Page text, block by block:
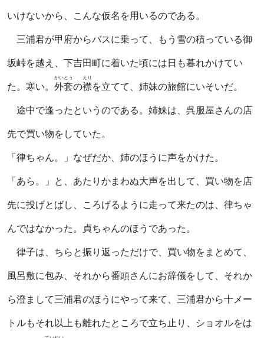
いけないから、こんな仮名を用いるのである。
三浦君が甲府からバスに乗って、もう雪の積っている御
坂峠を越え、下吉田町に着いた頃には日も暮れかけてい
た。寒い。 外套
がいとう
の襟
えり
を立てて、姉妹の旅館にいそいだ。
途中で逢ったというのである。姉妹は、呉服屋さんの店
先で買い物をしていた。
「律ちゃん。」なぜだか、姉のほうに声をかけた。
「あら。」と、あたりかまわぬ大声を出して、買い物を店
先に投げとばし、ころげるように走って来たのは、律ちゃ
んではなかった。貞ちゃんのほうであった。
律子は、ちらと振り返っただけで、買い物をまとめて、
風呂敷に包み、それから番頭さんにお辞儀をして、それか
ら澄まして三浦君のほうにやって来て、三浦君から十メー
トルもそれ以上も離れたところで立ち止り、ショオルをは